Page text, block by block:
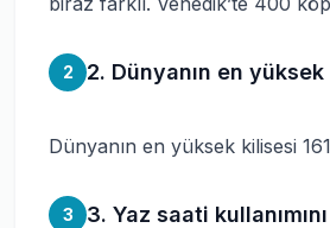
2 2. Dünyanın en
Dünyanın en yüksek kilisesi
3 3. Yaz saati